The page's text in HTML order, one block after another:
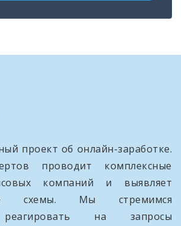
проект об онлайн-заработке.
проводит комплексные
компаний и выявляет
схемы. Мы стремимся
на запросы